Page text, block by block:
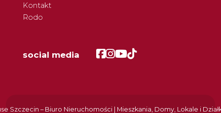
Kontakt
Rodo
social media Facebook
Facebook
Facebook
Facebook
Szczecin – Biuro Nieruchomości | Mieszkania, Domy, Lokale i